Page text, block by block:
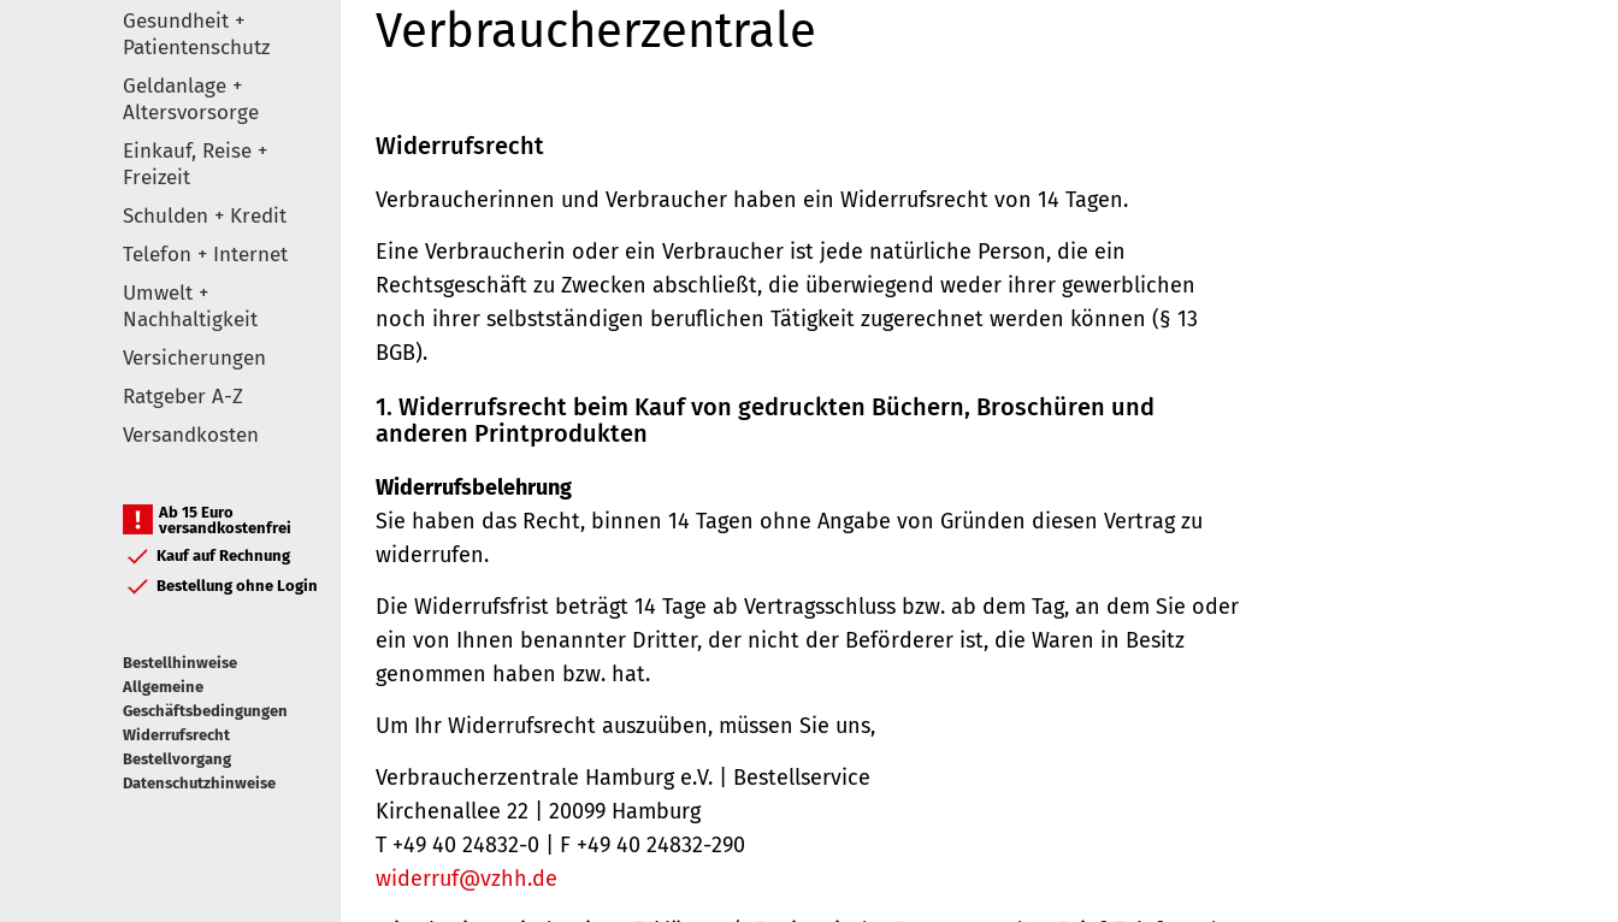
Gesundheit +
Patientenschutz
Geldanlage +
Altersvorsorge
Einkauf, Reise +
Freizeit
Schulden + Kredit
Telefon + Internet
Umwelt +
Nachhaltigkeit
Versicherungen
Ratgeber A-Z
Versandkosten
Ab 15 Euro
versandkostenfrei
Kauf auf Rechnung
Bestellung ohne Login
Bestellhinweise
Allgemeine
Geschäftsbedingungen
Widerrufsrecht
Bestellvorgang
Datenschutzhinweise
Verbraucherzentrale
Widerrufsrecht
Verbraucherinnen und Verbraucher haben ein Widerrufsrecht von 14 Tagen.
Eine Verbraucherin oder ein Verbraucher ist jede natürliche Person, die ein
Rechtsgeschäft zu Zwecken abschließt, die überwiegend weder ihrer gewerblichen
noch ihrer selbstständigen beruflichen Tätigkeit zugerechnet werden können (§ 13
BGB).
1. Widerrufsrecht beim Kauf von gedruckten Büchern, Broschüren und
anderen Printprodukten
Widerrufsbelehrung
Sie haben das Recht, binnen 14 Tagen ohne Angabe von Gründen diesen Vertrag zu
widerrufen.
Die Widerrufsfrist beträgt 14 Tage ab Vertragsschluss bzw. ab dem Tag, an dem Sie oder
ein von Ihnen benannter Dritter, der nicht der Beförderer ist, die Waren in Besitz
genommen haben bzw. hat.
Um Ihr Widerrufsrecht auszuüben, müssen Sie uns,
Verbraucherzentrale Hamburg e.V. | Bestellservice
Kirchenallee 22 | 20099 Hamburg
T +49 40 24832-0 | F +49 40 24832-290
widerruf@vzhh.de